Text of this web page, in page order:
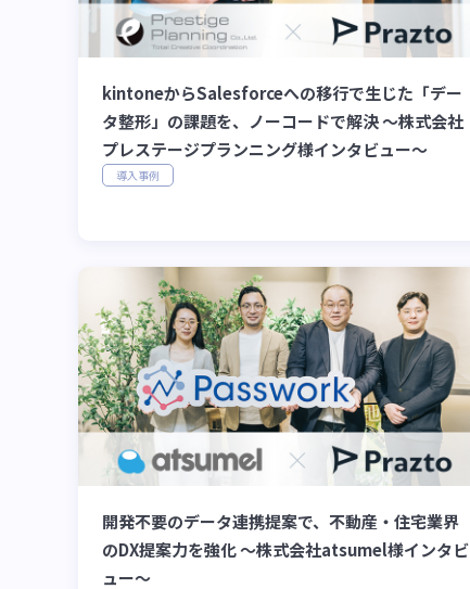
kintoneからSalesforceへの移行で生じた「デー
タ整形」の課題を、ノーコードで解決 〜株式会社
プレステージプランニング様インタビュー〜
導入事例
開発不要のデータ連携提案で、不動産・住宅業界
のDX提案力を強化 〜株式会社atsumel様インタビ
ュー〜